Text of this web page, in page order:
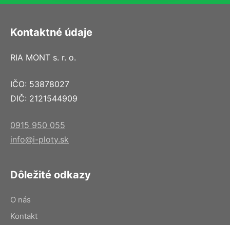
Kontaktné údaje
RIA MONT s. r. o.
IČO: 53878027
DIČ: 2121544909
0915 950 055
info@i-ploty.sk
Dôležité odkazy
O nás
Kontakt